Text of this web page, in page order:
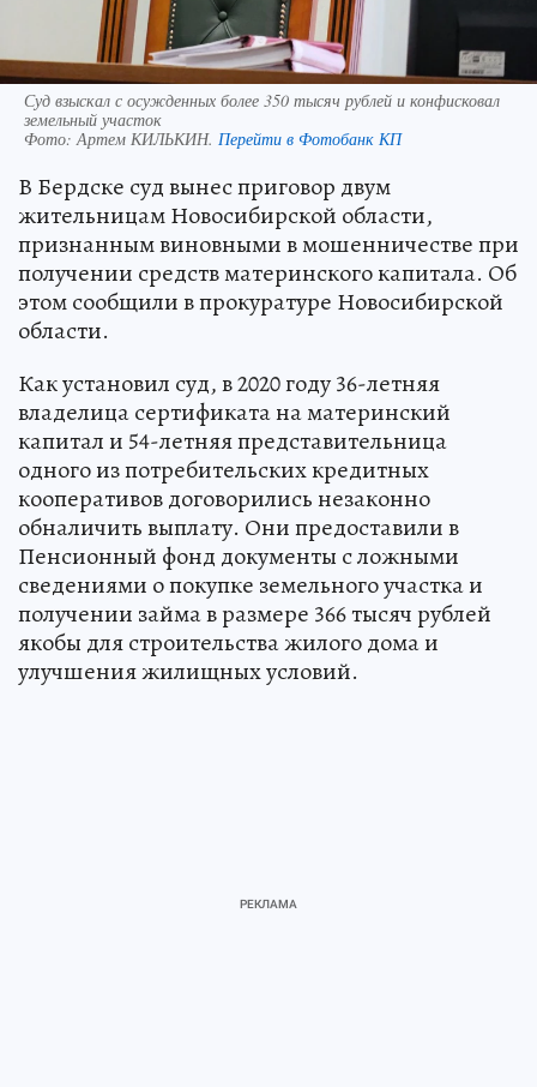
Суд взыскал с осужденных более 350 тысяч рублей и конфисковал
земельный участок
Фото: Артем КИЛЬКИН. Перейти в Фотобанк КП
В Бердске суд вынес приговор двум
жительницам Новосибирской области,
признанным виновными в мошенничестве при
получении средств материнского капитала. Об
этом сообщили в прокуратуре Новосибирской
области.
Как установил суд, в 2020 году 36-летняя
владелица сертификата на материнский
капитал и 54-летняя представительница
одного из потребительских кредитных
кооперативов договорились незаконно
обналичить выплату. Они предоставили в
Пенсионный фонд документы с ложными
сведениями о покупке земельного участка и
получении займа в размере 366 тысяч рублей
якобы для строительства жилого дома и
улучшения жилищных условий.